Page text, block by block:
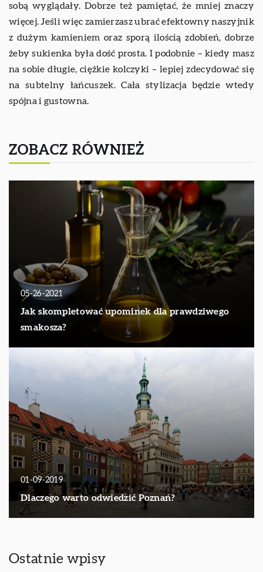
sobą wyglądały. Dobrze też pamiętać, że mniej znaczy
więcej. Jeśli więc zamierzasz ubrać efektowny naszyjnik
z dużym kamieniem oraz sporą ilością zdobień, dobrze
żeby sukienka była dość prosta. I podobnie – kiedy masz
na sobie długie, ciężkie kolczyki – lepiej zdecydować się
na subtelny łańcuszek. Cała stylizacja będzie wtedy
spójna i gustowna.
ZOBACZ RÓWNIEŻ
05-26-2021
Jak skompletować upominek dla prawdziwego
smakosza?
01-09-2019
Dlaczego warto odwiedzić Poznań?
Ostatnie wpisy